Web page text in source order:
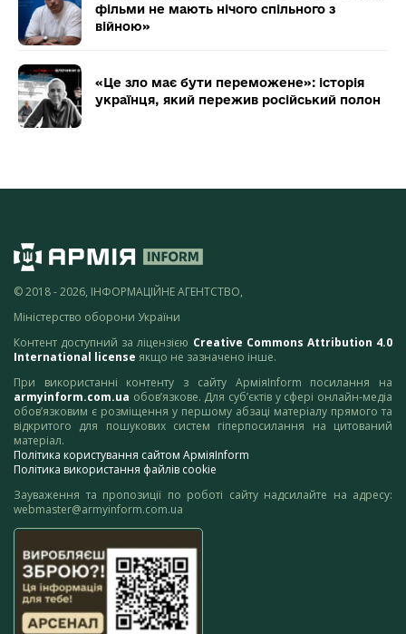
фільми не мають нічого спільного з
війною»
«Це зло має бути переможене»: історія
українця, який пережив російський полон
© 2018 - 2026, ІНФОРМАЦІЙНЕ АГЕНТСТВО,
Міністерство оборони України
Контент доступний за ліцензією Creative Commons Attribution 4.0
International license якщо не зазначено інше.
При використанні контенту з сайту АрміяInform посилання на
armyinform.com.ua обов’язкове. Для суб’єктів у сфері онлайн-медіа
обов’язковим є розміщення у першому абзаці матеріалу прямого та
відкритого для пошукових систем гіперпосилання на цитований
матеріал.
Політика користування сайтом АрміяInform
Політика використання файлів cookie
Зауваження та пропозиції по роботі сайту надсилайте на адресу:
webmaster@armyinform.com.ua